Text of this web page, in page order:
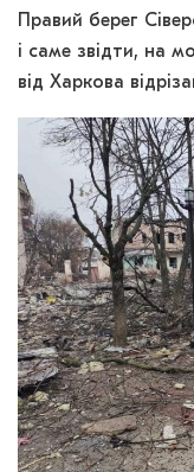
Правий берег
і саме звідти, на
від Харкова